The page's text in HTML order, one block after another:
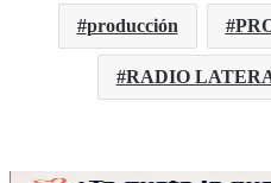
producción
RADIO